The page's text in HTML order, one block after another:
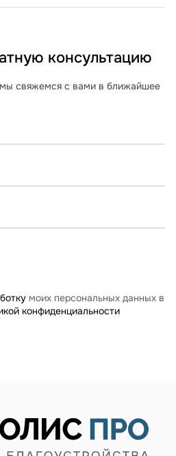
консультацию
свяжемся с вами в ближайшее
моих персональных данных в
конфиденциальности